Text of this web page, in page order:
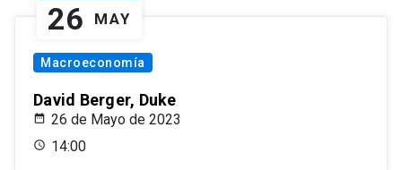
26 MAY
Macroeconomía
David Berger, Duke
26 de Mayo de 2023
14:00